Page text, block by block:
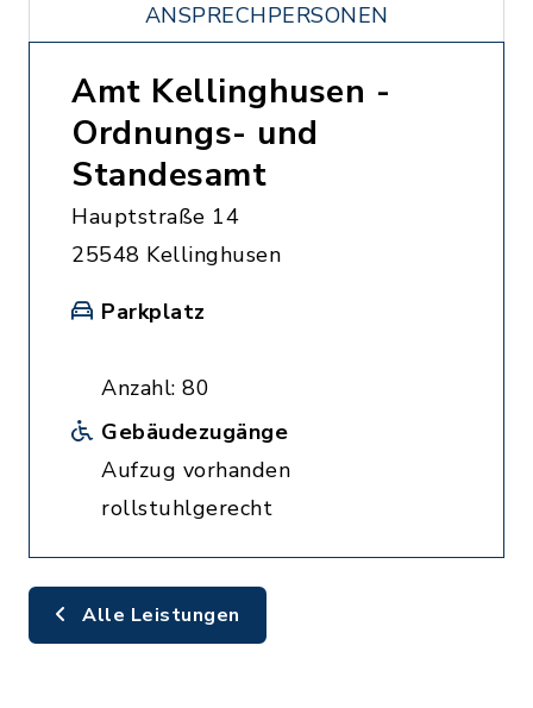
ANSPRECHPERSONEN
Amt Kellinghusen -
Ordnungs- und
Standesamt
Hauptstraße 14
25548 Kellinghusen
Parkplatz
Anzahl: 80
Gebäudezugänge
Aufzug vorhanden
rollstuhlgerecht
Alle Leistungen